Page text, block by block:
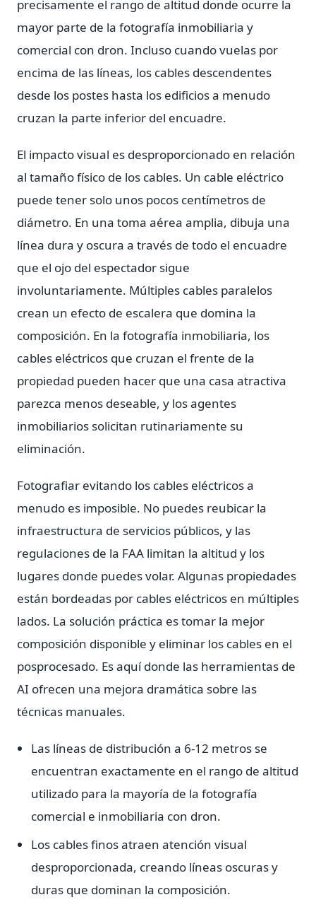
precisamente el rango de altitud donde ocurre la
mayor parte de la fotografía inmobiliaria y
comercial con dron. Incluso cuando vuelas por
encima de las líneas, los cables descendentes
desde los postes hasta los edificios a menudo
cruzan la parte inferior del encuadre.
El impacto visual es desproporcionado en relación
al tamaño físico de los cables. Un cable eléctrico
puede tener solo unos pocos centímetros de
diámetro. En una toma aérea amplia, dibuja una
línea dura y oscura a través de todo el encuadre
que el ojo del espectador sigue
involuntariamente. Múltiples cables paralelos
crean un efecto de escalera que domina la
composición. En la fotografía inmobiliaria, los
cables eléctricos que cruzan el frente de la
propiedad pueden hacer que una casa atractiva
parezca menos deseable, y los agentes
inmobiliarios solicitan rutinariamente su
eliminación.
Fotografiar evitando los cables eléctricos a
menudo es imposible. No puedes reubicar la
infraestructura de servicios públicos, y las
regulaciones de la FAA limitan la altitud y los
lugares donde puedes volar. Algunas propiedades
están bordeadas por cables eléctricos en múltiples
lados. La solución práctica es tomar la mejor
composición disponible y eliminar los cables en el
posprocesado. Es aquí donde las herramientas de
AI ofrecen una mejora dramática sobre las
técnicas manuales.
Las líneas de distribución a 6-12 metros se
encuentran exactamente en el rango de altitud
utilizado para la mayoría de la fotografía
comercial e inmobiliaria con dron.
Los cables finos atraen atención visual
desproporcionada, creando líneas oscuras y
duras que dominan la composición.